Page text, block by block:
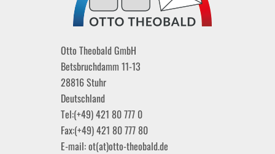
Otto Theobald GmbH
Betsbruchdamm 11-13
28816Stuhr
Deutschland
Tel:(+49) 421 80 777 0
Fax:(+49) 421 80 777 80
E-mail:ot(at)otto-theobald.de